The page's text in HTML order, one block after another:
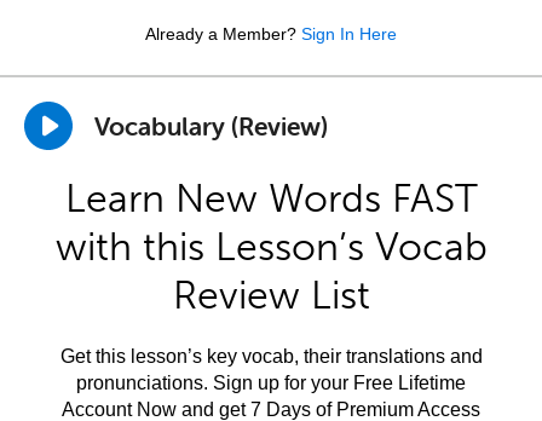
Already a Member? Sign In Here
Vocabulary (Review)
Learn New Words FAST
with this Lesson’s Vocab
Review List
Get this lesson’s key vocab, their translations and
pronunciations. Sign up for your Free Lifetime
Account Now and get 7 Days of Premium Access